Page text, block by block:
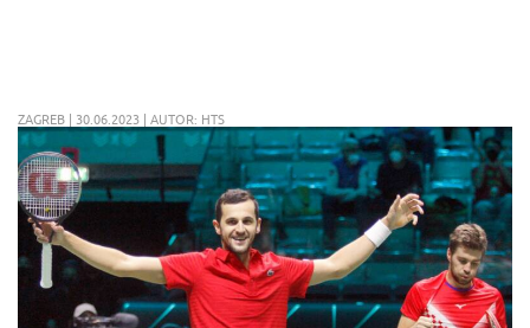
ZAGREB | 30.06.2023 | AUTOR: HTS